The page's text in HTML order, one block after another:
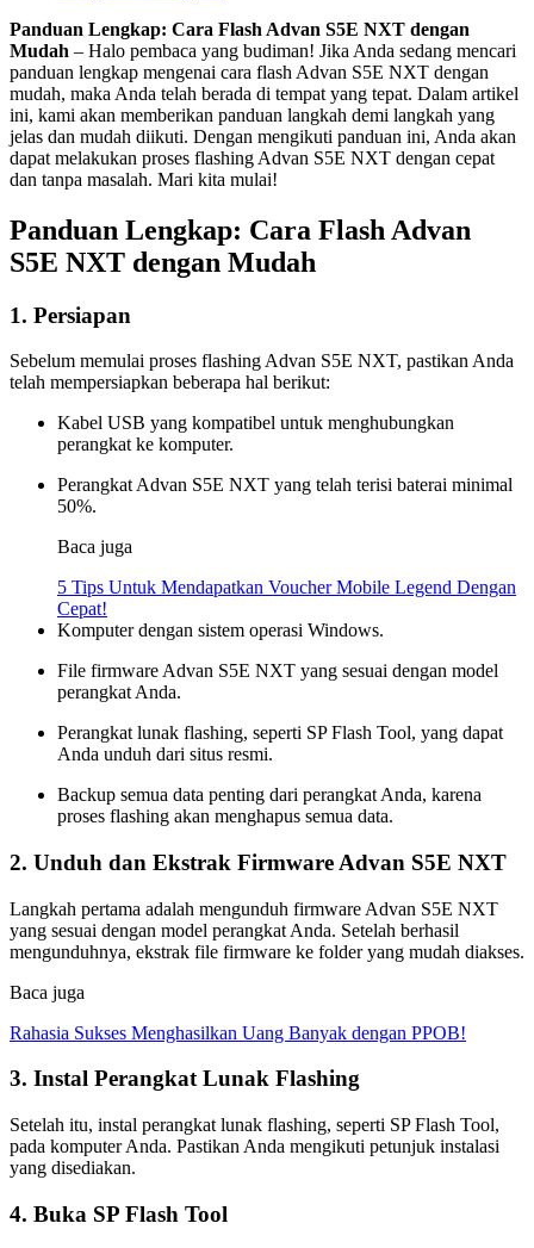
Panduan Lengkap: Cara Flash Advan S5E NXT dengan
Mudah – Halo pembaca yang budiman! Jika Anda sedang mencari
panduan lengkap mengenai cara flash Advan S5E NXT dengan
mudah, maka Anda telah berada di tempat yang tepat. Dalam artikel
ini, kami akan memberikan panduan langkah demi langkah yang
jelas dan mudah diikuti. Dengan mengikuti panduan ini, Anda akan
dapat melakukan proses flashing Advan S5E NXT dengan cepat
dan tanpa masalah. Mari kita mulai!
Panduan Lengkap: Cara Flash Advan
S5E NXT dengan Mudah
1. Persiapan
Sebelum memulai proses flashing Advan S5E NXT, pastikan Anda
telah mempersiapkan beberapa hal berikut:
Kabel USB yang kompatibel untuk menghubungkan
perangkat ke komputer.
Perangkat Advan S5E NXT yang telah terisi baterai minimal
50%.
Baca juga
5 Tips Untuk Mendapatkan Voucher Mobile Legend Dengan
Cepat!
Komputer dengan sistem operasi Windows.
File firmware Advan S5E NXT yang sesuai dengan model
perangkat Anda.
Perangkat lunak flashing, seperti SP Flash Tool, yang dapat
Anda unduh dari situs resmi.
Backup semua data penting dari perangkat Anda, karena
proses flashing akan menghapus semua data.
2. Unduh dan Ekstrak Firmware Advan S5E NXT
Langkah pertama adalah mengunduh firmware Advan S5E NXT
yang sesuai dengan model perangkat Anda. Setelah berhasil
mengunduhnya, ekstrak file firmware ke folder yang mudah diakses.
Baca juga
Rahasia Sukses Menghasilkan Uang Banyak dengan PPOB!
3. Instal Perangkat Lunak Flashing
Setelah itu, instal perangkat lunak flashing, seperti SP Flash Tool,
pada komputer Anda. Pastikan Anda mengikuti petunjuk instalasi
yang disediakan.
4. Buka SP Flash Tool